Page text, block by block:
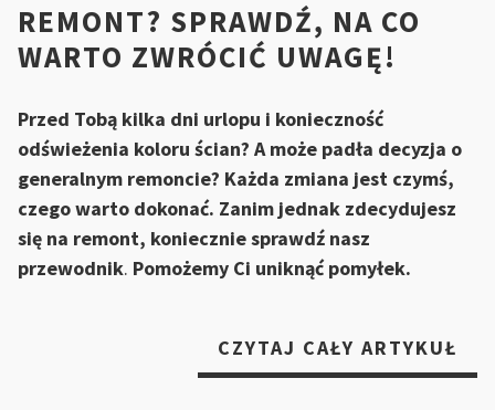
REMONT? SPRAWDŹ, NA CO
WARTO ZWRÓCIĆ UWAGĘ!
Przed Tobą kilka dni urlopu i konieczność
odświeżenia koloru ścian? A może padła decyzja o
generalnym remoncie? Każda zmiana jest czymś,
czego warto dokonać. Zanim jednak zdecydujesz
się na remont, koniecznie sprawdź nasz
przewodnik. Pomożemy Ci uniknąć pomyłek.
CZYTAJ CAŁY ARTYKUŁ